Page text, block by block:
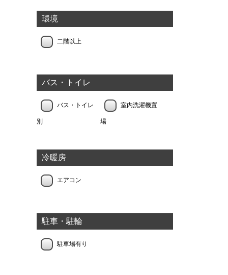
環境
二階以上
バス・トイレ
バス・トイレ
別
室内洗濯機置
場
冷暖房
エアコン
駐車・駐輪
駐車場有り